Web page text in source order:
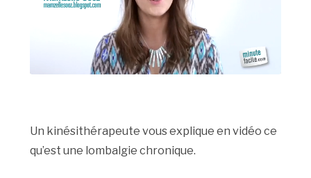
Un kinésithérapeute vous explique en vidéo ce
qu’est une lombalgie chronique.